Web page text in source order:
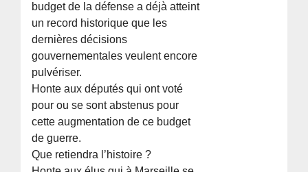
budget de la défense a déjà atteint
un record historique que les
dernières décisions
gouvernementales veulent encore
pulvériser.
Honte aux députés qui ont voté
pour ou se sont abstenus pour
cette augmentation de ce budget
de guerre.
Que retiendra l’histoire ?